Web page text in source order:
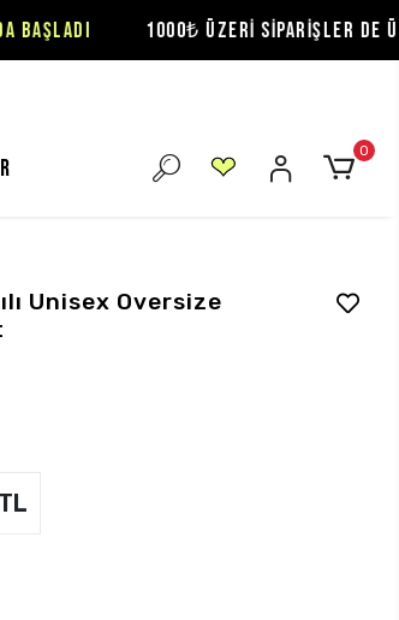
1000₺ ÜZERİ SİPARİŞLER DE ÜCRETSİZ
0
Unisex Oversize